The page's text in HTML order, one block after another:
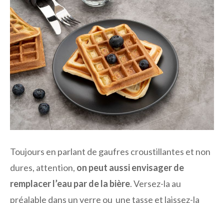
Toujours en parlant de gaufres croustillantes et non
dures, attention, on peut aussi envisager de
remplacer l’eau par de la bière. Versez-la au
préalable dans un verre ou une tasse et laissez-la